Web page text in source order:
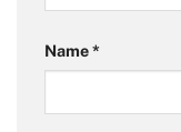
Name*